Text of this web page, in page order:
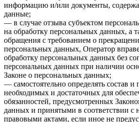
информацию и/или документы,
данные;
— в случае отзыва субъектом
на обработку персональных данных, а
обращения с требованием о
персональных данных, Оператор
обработку персональных данных без
персональных данных при наличии
Законе о персональных данных;
— самостоятельно определять состав и
необходимых и достаточных для
обязанностей, предусмотренных
данных и принятыми в соответствии
правовыми актами, если иное не